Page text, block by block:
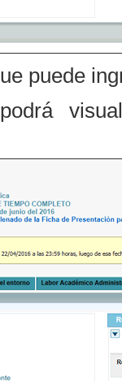
puede